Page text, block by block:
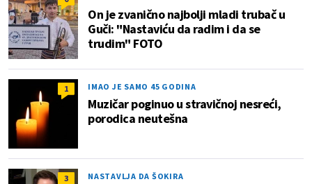
On je zvanično najbolji mladi trubač u
Guči: "Nastaviću da radim i da se
trudim" FOTO
1 IMAO JE SAMO 45 GODINA
Muzičar poginuo u stravičnoj nesreći,
porodica neutešna
3 NASTAVLJA DA ŠOKIRA